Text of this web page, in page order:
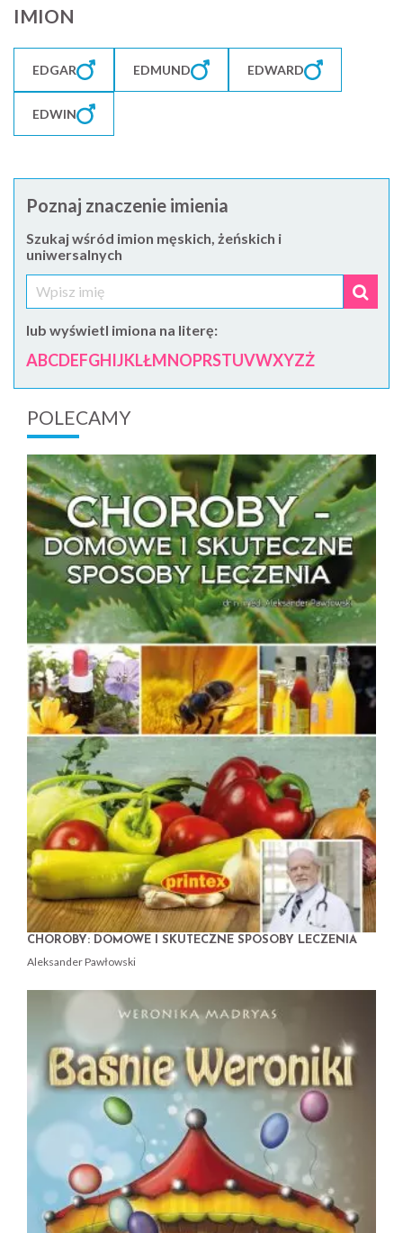
IMION
EDGAR EDMUND EDWARD
EDWIN
Poznaj znaczenie imienia
Szukaj wśród imion męskich, żeńskich i
uniwersalnych
lub wyświetl imiona na literę:
ABCDEFGHIJKLŁMNOPRSTUVWXYZŻ
POLECAMY
CHOROBY: DOMOWE I SKUTECZNE SPOSOBY LECZENIA
Aleksander Pawłowski